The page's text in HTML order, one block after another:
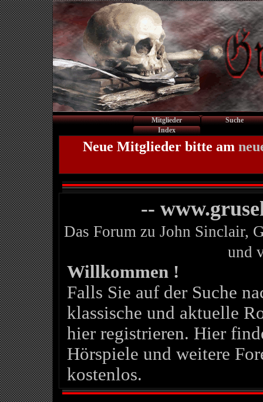
Mitglieder
Suche
Index
Neue Mitglieder bitte am
--
Das Forum zu John Sinclair,
und
Willkommen !
Falls Sie auf der Suche
klassische und aktuelle
hier registrieren. Hier
Hörspiele und weitere
kostenlos.